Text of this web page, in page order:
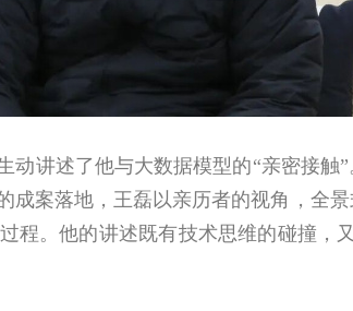
讲述了他与大数据模型的“亲密接触
案落地，王磊以亲历者的视角，全
程。他的讲述既有技术思维的碰撞，